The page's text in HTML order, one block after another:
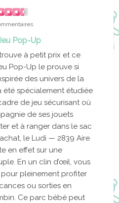
Pop-Up
à petit prix et ce
Pop-Up le prouve si
des univers de la
été spécialement étudiée
de jeu sécurisant où
de ses jouets
et à ranger dans le sac
le Ludi — 2839 Aire
en effet sur une
En un clin d’œil, vous
pour pleinement profiter
ou sorties en
Ce parc bébé peut